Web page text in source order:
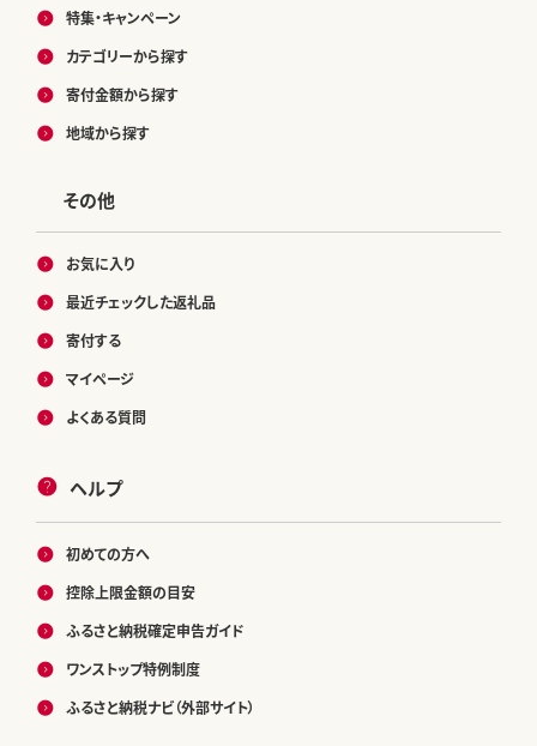
特集・キャンペーン
カテゴリーから探す
寄付金額から探す
地域から探す
その他
お気に入り
最近チェックした返礼品
寄付する
マイページ
よくある質問
ヘルプ
初めての方へ
控除上限金額の目安
ふるさと納税確定申告ガイド
ワンストップ特例制度
ふるさと納税ナビ（外部サイト）